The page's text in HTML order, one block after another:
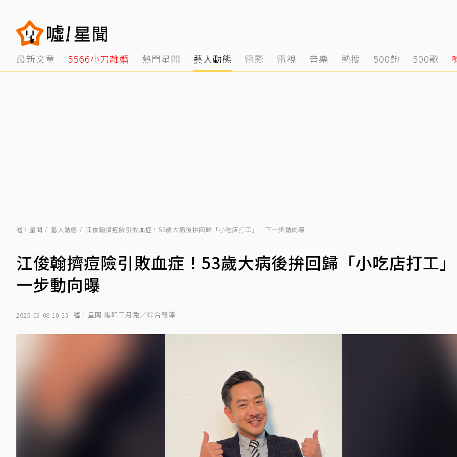
最新文章 5566小刀離婚 熱門星聞 藝人動態 電影 電視 音樂 熱搜 500齣 500歌
噓！星聞 藝人動態 江俊翰擠痘險引敗血症！53歲大病後拚回歸「小吃店打工」 下一步動向曝
江俊翰擠痘險引敗血症！53歲大病後拚回歸「小吃店打工
一步動向曝
2025-09-08 10:53 噓！星聞 編輯三月兔／綜合報導